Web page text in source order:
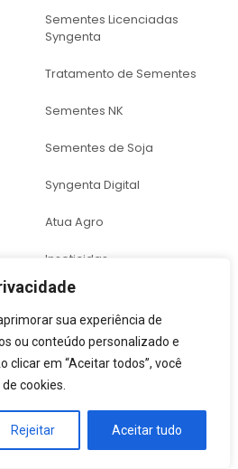
sua experiência de
ou conteúdo personalizado e
clicar em “Aceitar todos”, você
cookies.
Rejeitar Aceitar tudo
Sementes Licenciadas
Syngenta
Tratamento de Sementes
Sementes NK
Sementes de Soja
Syngenta Digital
Atua Agro
Inseticidas
Herbicidas
Fungicidas
Seedcare
Imprensa